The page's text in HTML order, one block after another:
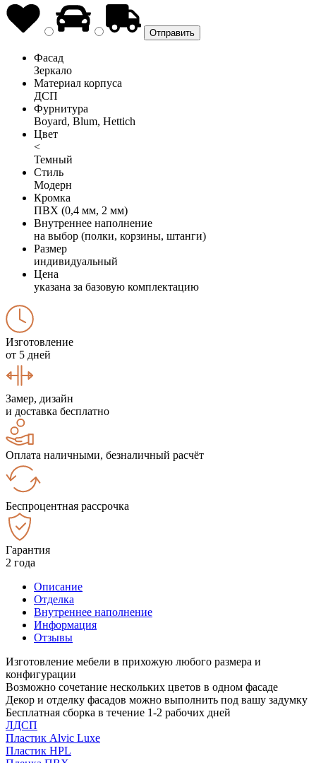
Фасад
Зеркало
Материал корпуса
ДСП
Фурнитура
Boyard, Blum, Hettich
Цвет
<
Темный
Стиль
Модерн
Кромка
ПВХ (0,4 мм, 2 мм)
Внутреннее наполнение
на выбор (полки, корзины, штанги)
Размер
индивидуальный
Цена
указана за базовую комплектацию
Изготовление
от 5 дней
Замер, дизайн
и доставка бесплатно
Оплата наличными, безналичный расчёт
Беспроцентная рассрочка
Гарантия
2 года
Описание
Отделка
Внутреннее наполнение
Информация
Отзывы
Изготовление мебели в прихожую любого размера и
конфигурации
Возможно сочетание нескольких цветов в одном фасаде
Декор и отделку фасадов можно выполнить под вашу задумку
Бесплатная сборка в течение 1-2 рабочих дней
ЛДСП
Пластик Alvic Luxe
Пластик HPL